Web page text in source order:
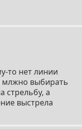
то нет линии
выбирать
стрельбу, а
выстрела